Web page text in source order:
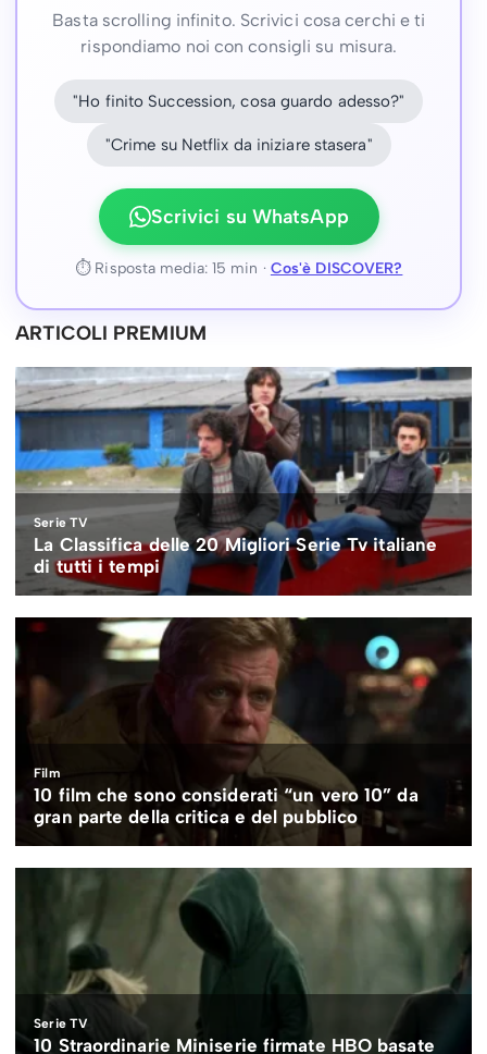
Basta scrolling infinito. Scrivici cosa cerchi e ti
rispondiamo noi con consigli su misura.
"Ho finito Succession, cosa guardo adesso?"
"Crime su Netflix da iniziare stasera"
Scrivici su WhatsApp
⏱ Risposta media: 15 min · Cos'è DISCOVER?
ARTICOLI PREMIUM